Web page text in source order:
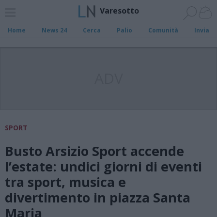
Varesotto
Home News 24 Cerca Palio Comunità Invia
SPORT
Busto Arsizio Sport accende
l’estate: undici giorni di eventi
tra sport, musica e
divertimento in piazza Santa
Maria